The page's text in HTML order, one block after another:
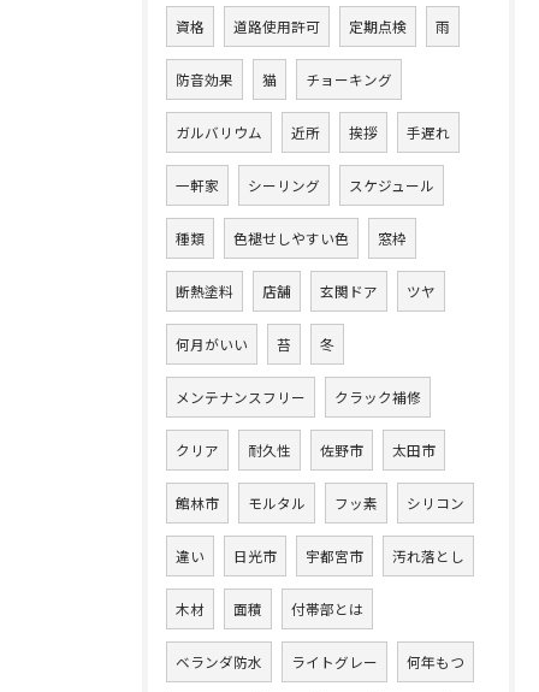
資格 道路使用許可 定期点検 雨
防音効果 猫 チョーキング
ガルバリウム 近所 挨拶 手遅れ
一軒家 シーリング スケジュール
種類 色褪せしやすい色 窓枠
断熱塗料 店舗 玄関ドア ツヤ
何月がいい 苔 冬
メンテナンスフリー クラック補修
クリア 耐久性 佐野市 太田市
館林市 モルタル フッ素 シリコン
違い 日光市 宇都宮市 汚れ落とし
木材 面積 付帯部とは
ベランダ防水 ライトグレー 何年もつ